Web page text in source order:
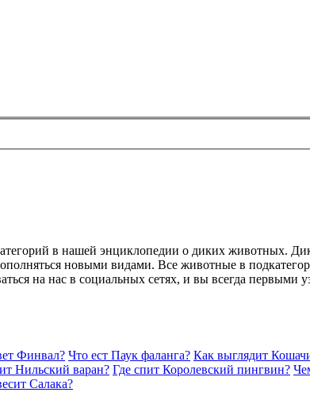
в нашей энциклопедии о диких животных.
новыми видами. Все животные в
на нас в социальных сетях, и вы всегда
Финвал? Что ест Паук фаланга? Как выглядит
Нильский варан? Где спит Королевский пингвин?
Салака?